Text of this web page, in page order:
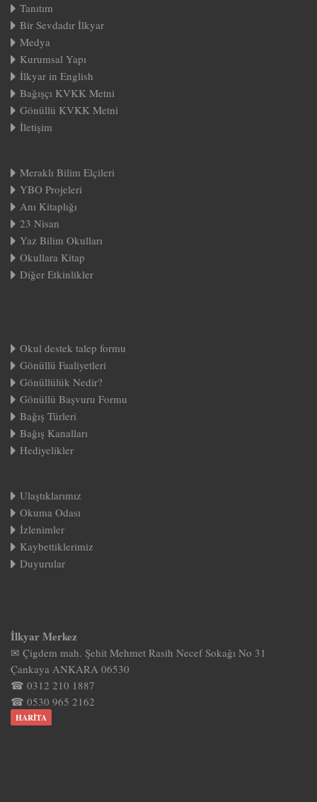
Tanıtım
Bir Sevdadır İlkyar
Medya
Kurumsal Yapı
İlkyar in English
Bağışçı KVKK Metni
Gönüllü KVKK Metni
İletişim
Meraklı Bilim Elçileri
YBO Projeleri
Anı Kitaplığı
23 Nisan
Yaz Bilim Okulları
Okullara Kitap
Diğer Etkinlikler
Okul destek talep formu
Gönüllü Faaliyetleri
Gönüllülük Nedir?
Gönüllü Başvuru Formu
Bağış Türleri
Bağış Kanalları
Hediyelikler
Ulaştıklarımız
Okuma Odası
İzlenimler
Kaybettiklerimiz
Duyurular
İlkyar Merkez
✉ Çigdem mah. Şehit Mehmet Rasih Necef Sokağı No 31
Çankaya ANKARA 06530
☎ 0312 210 1887
☎ 0530 965 2162
HARITA